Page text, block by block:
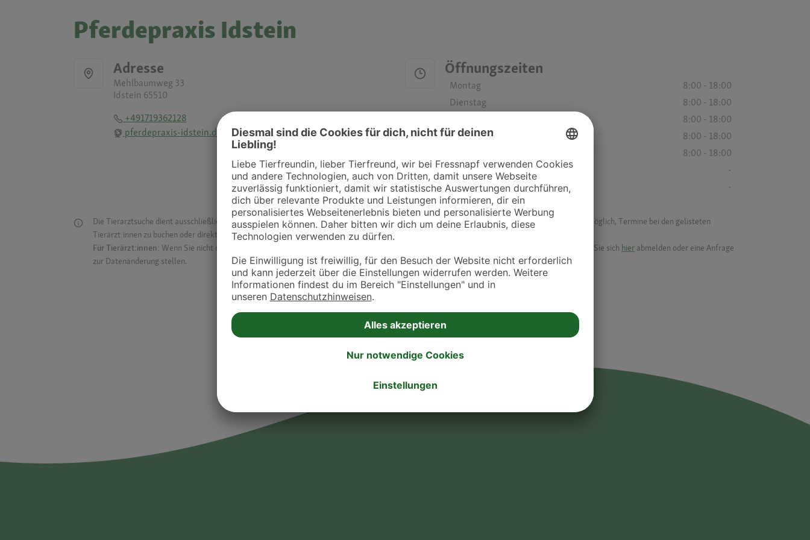
Pferdepraxis Idstein
Adresse
Mehlbaumweg 33
Idstein 65510
+491719362128
pferdepraxis-idstein.de
Öffnungszeiten
Montag
8:00 - 18:00
Dienstag
8:00 - 18:00
8:00 - 18:00
Donnerstag
8:00 - 18:00
8:00 - 18:00
Samstag
-
Sonntag
-
Die Tierarztsuche dient ausschließlich dazu, Tierarztpraxen und Kliniken in deiner Nähe übersichtlich anzuzeigen. Über Dr. Fressnapf ist es nicht möglich, Termine bei den gelisteten
Tierärzt:innen zu buchen oder direkt mit ihnen in Kontakt zu treten. Bitte wende dich hierfür direkt an die jeweilige Praxis oder Klinik.
Für Tierärzt:innen: Wenn Sie nicht mehr auf der Dr. Fressnapf Tierarztsuche als Praxis gelistet werden oder Ihre Daten ändern möchten, können Sie sich hier abmelden oder eine Anfrage
zur Datenänderung stellen.